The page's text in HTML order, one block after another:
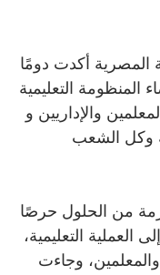
المصرية أكدت دومًا
التعليمية
والإداريين و
وكل الشعب
من الحلول حرصًا
التعليمية،
وجاءت